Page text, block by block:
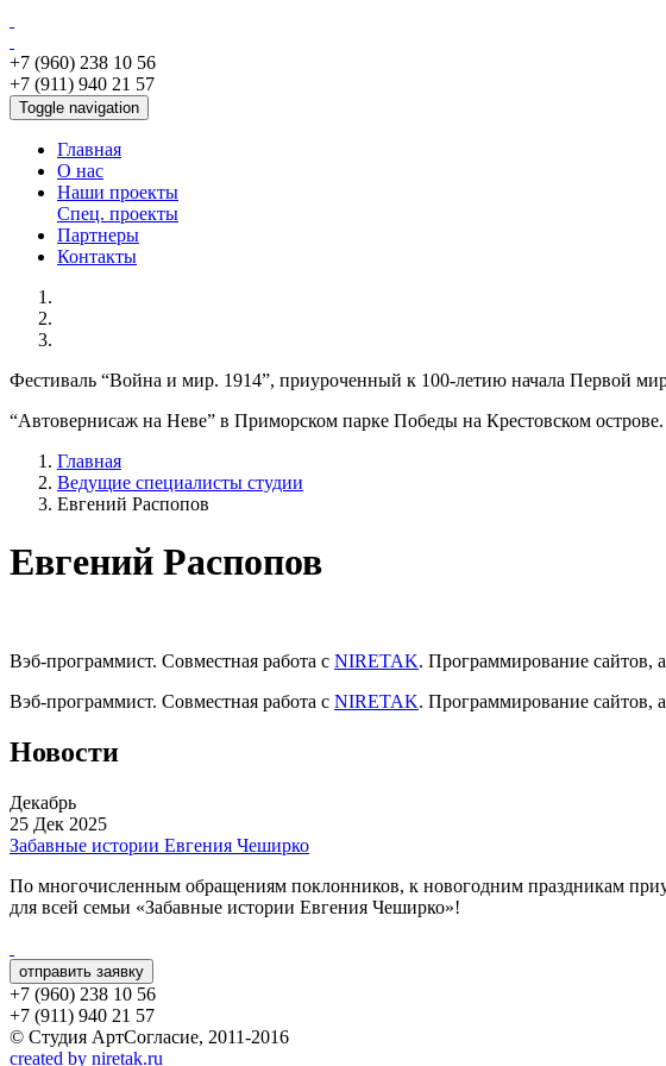
+7 (960) 238 10 56
+7 (911) 940 21 57
Toggle navigation
Главная
О нас
Наши проекты
Спец. проекты
Партнеры
Контакты
Фестиваль “Война и мир. 1914”, приуроченный к 100-летию начала Первой
“Автовернисаж на Неве” в Приморском парке Победы на Крестовском острове.
Главная
Ведущие специалисты студии
Евгений Распопов
Евгений Распопов
Вэб-программист. Совместная работа с NIRETAK. Программирование сайтов,
Вэб-программист. Совместная работа с NIRETAK. Программирование сайтов,
Новости
Декабрь
25 Дек 2025
Забавные истории Евгения Чеширко
По многочисленным обращениям поклонников, к новогодним праздникам
для всей семьи «Забавные истории Евгения Чеширко»!
отправить заявку
+7 (960) 238 10 56
+7 (911) 940 21 57
© Студия АртСогласие, 2011-2016
created by niretak.ru